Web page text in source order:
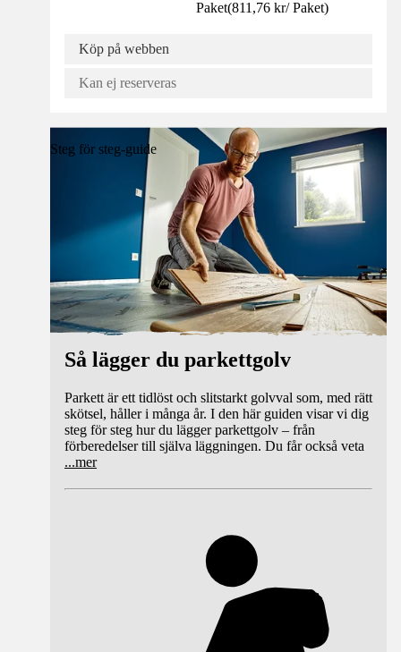
Paket(811,76 kr/ Paket)
Köp på webben
Kan ej reserveras
Steg för steg-guide
Så lägger du parkettgolv
Parkett är ett tidlöst och slitstarkt golvval som, med rätt
skötsel, håller i många år. I den här guiden visar vi dig
steg för steg hur du lägger parkettgolv – från
förberedelser till själva läggningen. Du får också veta
...mer